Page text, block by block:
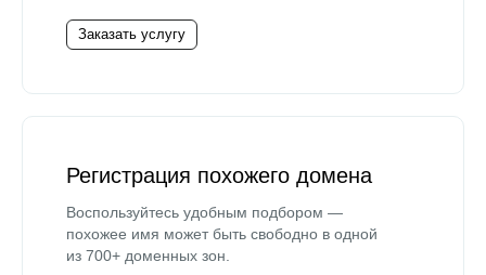
Заказать услугу
Регистрация похожего домена
Воспользуйтесь удобным подбором —
похожее имя может быть свободно в одной
из 700+ доменных зон.